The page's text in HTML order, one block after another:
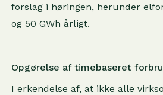
forslag i høringen, herunder
og 50 GWh årligt.
Opgørelse af timebaseret
I erkendelse af, at ikke alle